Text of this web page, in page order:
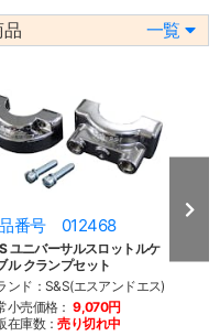
品 一覧
番号 012468
ユニバーサルスロットルケ
ル クランプセット
ンド：S&S(エスアンドエス)
小売価格： 9,070円
在庫数：売り切れ中
トム